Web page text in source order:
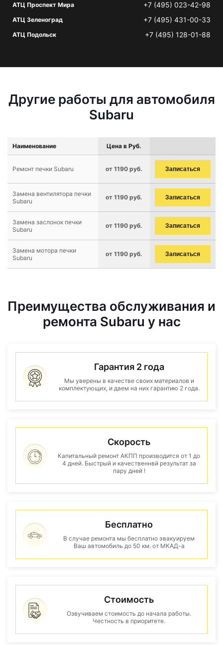
АТЦ Проспект Мира +7 (495) 023-42-98
АТЦ Зеленоград +7 (495) 431-00-33
АТЦ Подольск +7 (495) 128-01-88
Другие работы для автомобиля
Subaru
Наименование Цена в Руб.
Ремонт печки Subaru от 1190 руб. Записаться
Замена вентилятора печки
Subaru
от 1190 руб. Записаться
Замена заслонок печки
Subaru
от 1190 руб. Записаться
Замена мотора печки
Subaru
от 1190 руб. Записаться
Преимущества обслуживания и
ремонта Subaru у нас
Гарантия 2 года
Мы уверены в качестве своих материалов и
комплектующих, и даем на них гарантию 2 года.
Скорость
Капитальный ремонт АКПП производится от 1 до
4 дней. Быстрый и качественнвй результат за
пару дней !
Бесплатно
В случае ремонта мы бесплатно эвакуируем
Ваш автомобиль до 50 км. от МКАД-а
Стоимость
Озвучиваем стоимость до начала работы.
Честность в приоритете.